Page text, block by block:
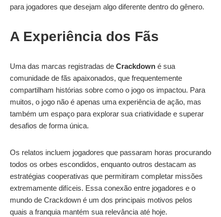
para jogadores que desejam algo diferente dentro do gênero.
A Experiência dos Fãs
Uma das marcas registradas de Crackdown é sua
comunidade de fãs apaixonados, que frequentemente
compartilham histórias sobre como o jogo os impactou. Para
muitos, o jogo não é apenas uma experiência de ação, mas
também um espaço para explorar sua criatividade e superar
desafios de forma única.
Os relatos incluem jogadores que passaram horas procurando
todos os orbes escondidos, enquanto outros destacam as
estratégias cooperativas que permitiram completar missões
extremamente difíceis. Essa conexão entre jogadores e o
mundo de Crackdown é um dos principais motivos pelos
quais a franquia mantém sua relevância até hoje.